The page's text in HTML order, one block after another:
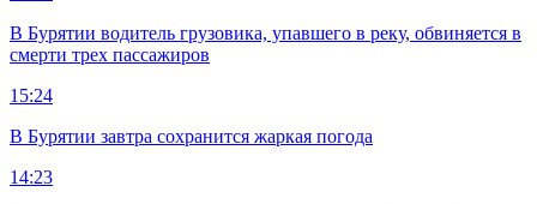
В Бурятии водитель грузовика, упавшего в реку, обвиняется в
смерти трех пассажиров
15:24
В Бурятии завтра сохранится жаркая погода
14:23